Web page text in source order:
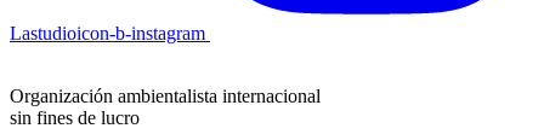
Lastudioicon-b-instagram
Organización ambientalista internacional
sin fines de lucro